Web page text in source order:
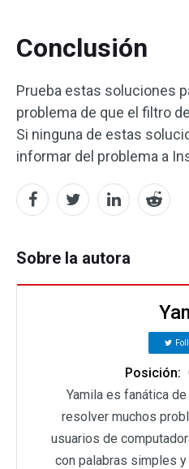
Conclusión
Prueba estas soluciones
problema de que el filtro
Si ninguna de estas
informar del problema a
Sobre la autora
Posición:
Yamila es fanática
resolver muchos
usuarios de
con palabras simples